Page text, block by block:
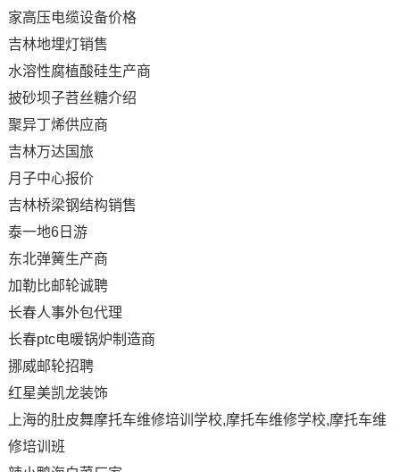
家高压电缆设备价格
吉林地埋灯销售
水溶性腐植酸硅生产商
披砂坝子苕丝糖介绍
聚异丁烯供应商
吉林万达国旅
月子中心报价
吉林桥梁钢结构销售
泰一地6日游
东北弹簧生产商
加勒比邮轮诚聘
长春人事外包代理
长春ptc电暖锅炉制造商
挪威邮轮招聘
红星美凯龙装饰
上海的肚皮舞摩托车维修培训学校,摩托车维修学校,摩托车维
修培训班